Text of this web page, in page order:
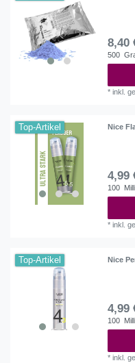
8,40
500
*inkl.
Top-Artikel Nice
4,99
100
*inkl.
Top-Artikel Nice
4,99
100
*inkl.